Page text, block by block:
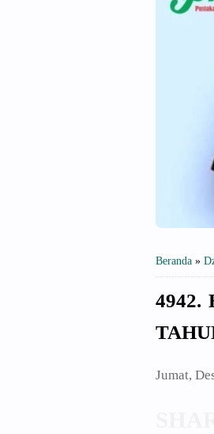
Beranda »
4942.
Jumat,